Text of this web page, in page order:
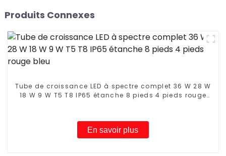
Produits Connexes
Tube de croissance LED à spectre complet 36 W 28 W
18 W 9 W T5 T8 IP65 étanche 8 pieds 4 pieds rouge
En savoir plus